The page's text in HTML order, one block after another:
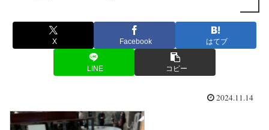
X Facebook はてブ
LINE コピー
2024.11.14